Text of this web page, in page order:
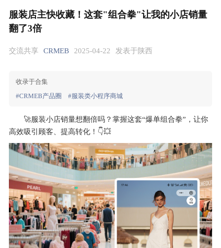
服装店主快收藏！这套"组合拳"让我的小店销量
翻了3倍
交流共享 CRMEB 2025-04-22 发表于陕西
收录于合集
#CRMEB产品圈
#服装类小程序商城
🚀服装小店销量想翻倍吗？掌握这套“爆单组合拳”，让你
高效吸引顾客、提高转化！👇💥